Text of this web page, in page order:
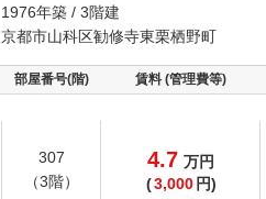
1976年築 / 3階建
京都市山科区勧修寺東栗栖野町
部屋番号(階) 賃料 (管理費等)
307
（3階）
4.7 万円
(3,000 円)